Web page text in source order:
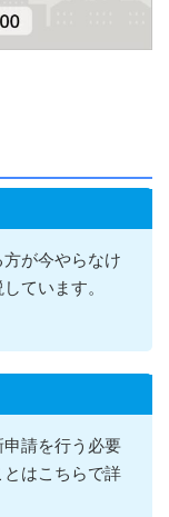
が今やらなけ
ています。
請を行う必要
とはこちらで詳